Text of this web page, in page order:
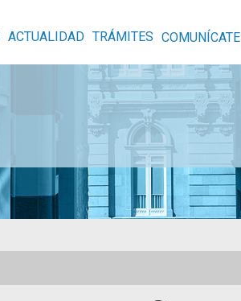
ACTUALIDAD TRÁMITES COMUNÍCATE